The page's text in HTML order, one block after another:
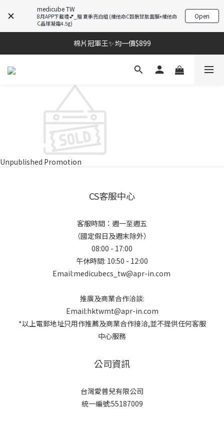
medicube TW
8月APP下載禮💕_贈 夏季亮白組 (維他命C穀胱甘肽面膜+維他命
C晶球凝霜4.5g)
Open
棉片冠軍王✨均一價$899
棉片冠軍王✨均一價$899
夏季深層清潔必備🫧張員瑛洗臉機
加入LINE好友💚即享免運🛒
棉片冠軍王✨均一價$899
Unpublished Promotion
CS客服中心
客服時間：週一至週五
（國定假日及週末除外）
08:00 - 17:00
午休時間: 10:50 - 12:00
Email:medicubecs_tw@apr-in.com
推廣及商業合作洽談:
Email:hktwmt@apr-in.com
*以上電郵地址只用作推薦及商業合作接洽,並不提供任何客服
中心服務
公司資訊
台灣愛普兒有限公司
統一編號:55187009